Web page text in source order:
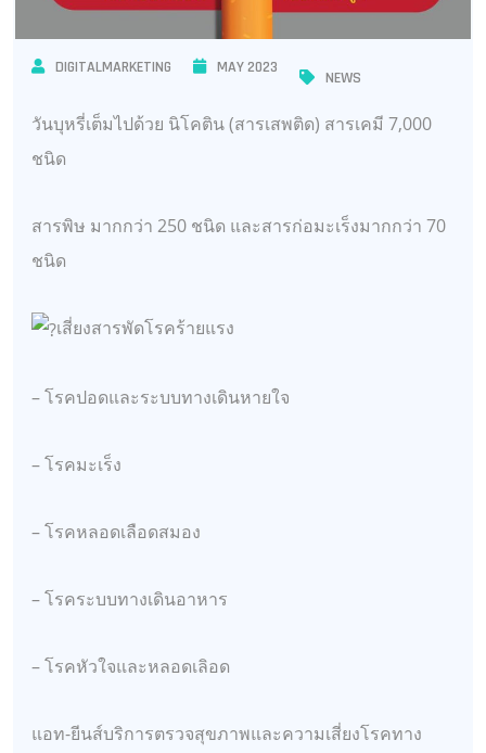
DIGITALMARKETING MAY 2023
NEWS
วันบุหรี่เต็มไปด้วย นิโคติน (สารเสพติด) สารเคมี 7,000
ชนิด
สารพิษ มากกว่า 250 ชนิด และสารก่อมะเร็งมากกว่า 70
ชนิด
เสี่ยงสารพัดโรคร้ายแรง
– โรคปอดและระบบทางเดินหายใจ
– โรคมะเร็ง
– โรคหลอดเลือดสมอง
– โรคระบบทางเดินอาหาร
– โรคหัวใจและหลอดเลิอด
แอท-ยีนส์บริการตรวจสุขภาพและความเสี่ยงโรคทาง